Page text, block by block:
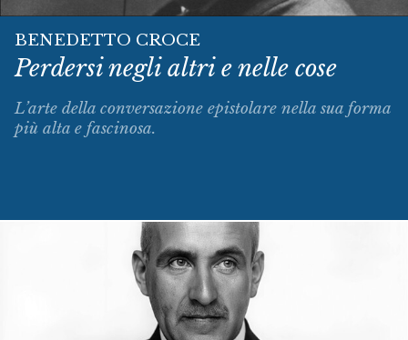
BENEDETTO CROCE
Perdersi negli altri e nelle cose
L’arte della conversazione epistolare nella sua forma
più alta e fascinosa.